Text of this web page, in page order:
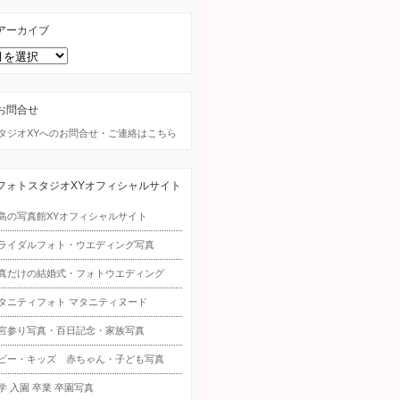
ーカイブ
問合せ
ジオXYへのお問合せ・ご連絡はこちら
ォトスタジオXYオフィシャルサイト
の写真館XYオフィシャルサイト
イダルフォト・ウエディング写真
だけの結婚式・フォトウエディング
ニティフォト マタニティヌード
参り写真・百日記念・家族写真
ー・キッズ 赤ちゃん・子ども写真
入園 卒業 卒園写真